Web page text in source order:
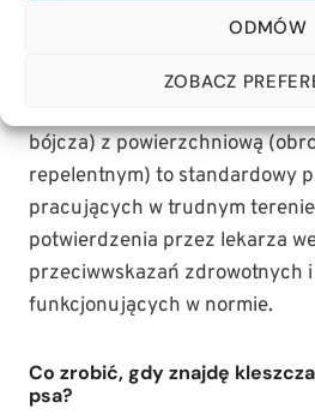
ODMÓW
ZOBACZ
jednocześnie?
bójcza) z powierzchniową
repelentnym) to standardowy
pracujących w trudnym
potwierdzenia przez lekarza
przeciwwskazań zdrowotnych
funkcjonujących w normie.
Co zrobić, gdy znajdę
psa?